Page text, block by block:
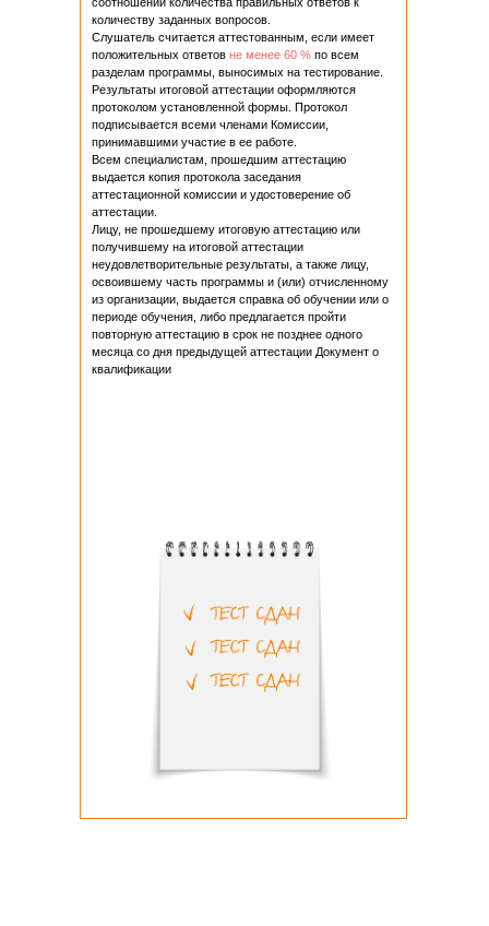
количеству заданных вопросов.
Слушатель считается аттестованным, если имеет
положительных ответов не менее 60 % по всем
разделам программы, выносимых на тестирование.
Результаты итоговой аттестации оформляются
протоколом установленной формы. Протокол
подписывается всеми членами Комиссии,
принимавшими участие в ее работе.
Всем специалистам, прошедшим аттестацию
выдается копия протокола заседания
аттестационной комиссии и удостоверение об
аттестации.
Лицу, не прошедшему итоговую аттестацию или
получившему на итоговой аттестации
неудовлетворительные результаты, а также лицу,
освоившему часть программы и (или) отчисленному
из организации, выдается справка об обучении или о
периоде обучения, либо предлагается пройти
повторную аттестацию в срок не позднее одного
месяца со дня предыдущей аттестации Документ о
квалификации